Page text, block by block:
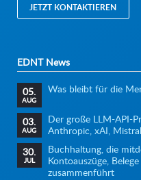
JETZT KONTAKTIEREN
EDNT News
05.
AUG
Was bleibt für die
03.
AUG
Der große LLM-API-
Anthropic, xAI,
30.
JUL
Buchhaltung, die
Kontoauszüge,
zusammenführt